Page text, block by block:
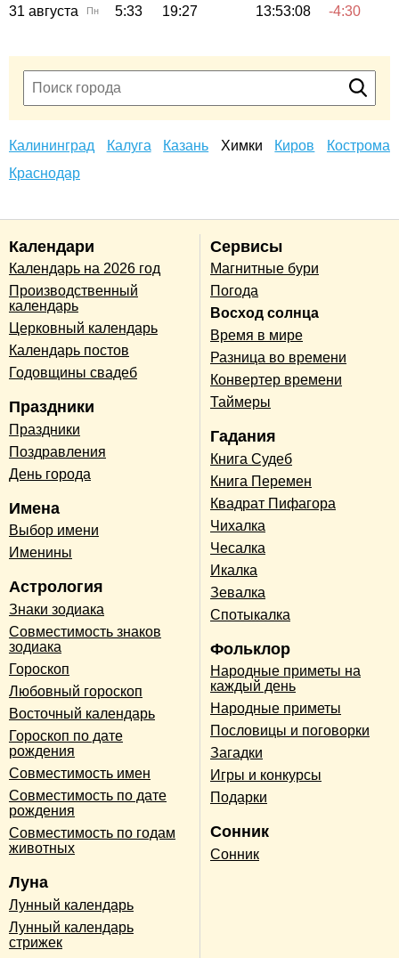
31 августа Пн 5:33 19:27 13:53:08 -4:30
Калининград Калуга Казань Химки Киров
Кострома
Краснодар
Календари
Календарь на 2026 год
Производственный
календарь
Церковный календарь
Календарь постов
Годовщины свадеб
Праздники
Праздники
Поздравления
День города
Имена
Выбор имени
Именины
Астрология
Знаки зодиака
Совместимость знаков
зодиака
Гороскоп
Любовный гороскоп
Восточный календарь
Гороскоп по дате
рождения
Совместимость имен
Совместимость по дате
рождения
Совместимость по годам
животных
Луна
Лунный календарь
Лунный календарь
стрижек
Сервисы
Магнитные бури
Погода
Восход солнца
Время в мире
Разница во времени
Конвертер времени
Таймеры
Гадания
Книга Судеб
Книга Перемен
Квадрат Пифагора
Чихалка
Чесалка
Икалка
Зевалка
Спотыкалка
Фольклор
Народные приметы на
каждый день
Народные приметы
Пословицы и поговорки
Загадки
Игры и конкурсы
Подарки
Сонник
Сонник